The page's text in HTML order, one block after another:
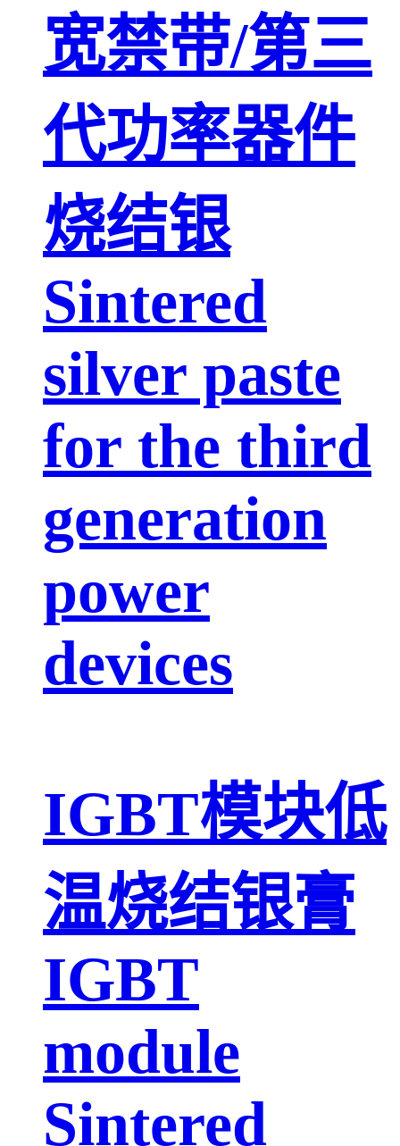
宽禁带/第三
代功率器件
烧结银
Sintered
silver paste
for the third
generation
power
devices
IGBT模块低
温烧结银膏
IGBT
module
Sintered